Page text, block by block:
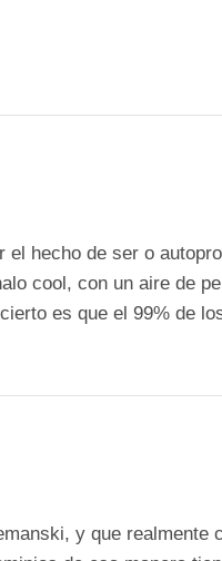
hecho de ser o
cool, con un aire de
es que el 99% de
y que